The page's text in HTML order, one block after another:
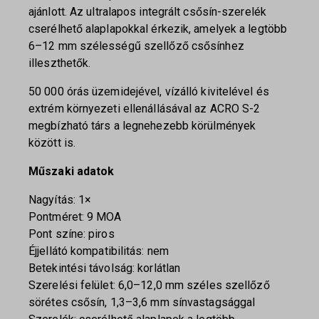
ajánlott. Az ultralapos integrált csősín-szerelék
cserélhető alaplapokkal érkezik, amelyek a legtöbb
6–12 mm szélességű szellőző csősínhez
illeszthetők.
50 000 órás üzemidejével, vízálló kivitelével és
extrém környezeti ellenállásával az ACRO S-2
megbízható társ a legnehezebb körülmények
között is.
Műszaki adatok
Nagyítás: 1×
Pontméret: 9 MOA
Pont színe: piros
Éjjellátó kompatibilitás: nem
Betekintési távolság: korlátlan
Szerelési felület: 6,0–12,0 mm széles szellőző
sörétes csősín, 1,3–3,6 mm sínvastagsággal